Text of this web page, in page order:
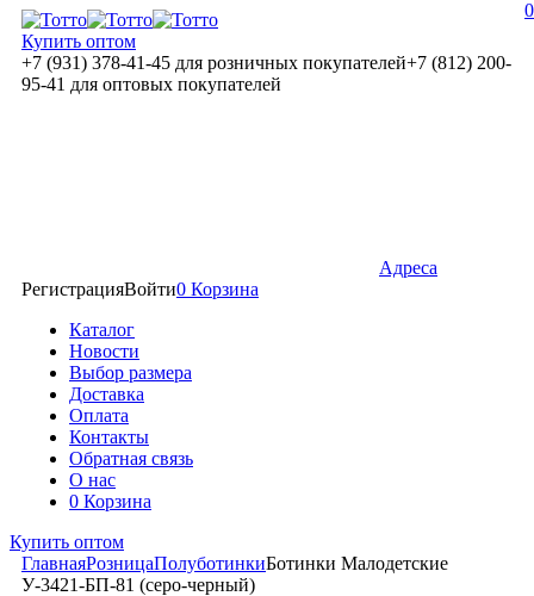
Купить оптом
+7 (931) 378-41-45 для розничных покупателей+7 (812) 200-
95-41 для оптовых покупателей
Адреса
РегистрацияВойти0 Корзина
Каталог
Новости
Выбор размера
Доставка
Оплата
Контакты
Обратная связь
О нас
0 Корзина
0
Купить оптом
ГлавнаяРозницаПолуботинкиБотинки Малодетские
У-3421-БП-81 (серо-черный)